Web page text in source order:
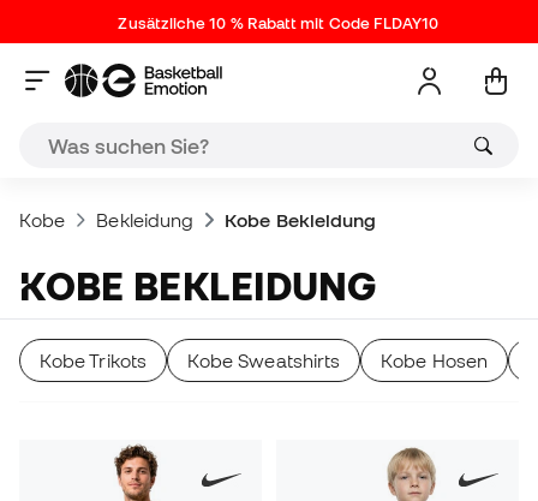
Zusätzliche 10 % Rabatt mit Code FLDAY10
Kobe Bekleidung Kobe Bekleidung
KOBE BEKLEIDUNG
Kobe Trikots Kobe Sweatshirts Kobe Hosen